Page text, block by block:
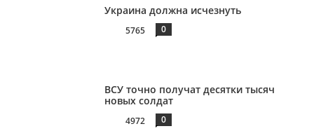
Украина должна исчезнуть
5765 0
ВСУ точно получат десятки тысяч
новых солдат
4972 0